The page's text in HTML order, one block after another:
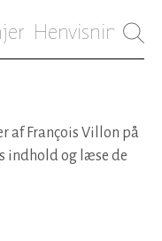
Henvisninger
af François Villon på
indhold og læse de